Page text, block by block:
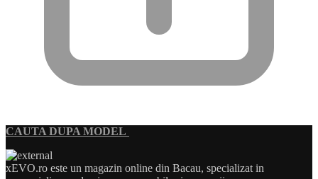
CAUTA DUPA MODEL
xEVO.ro este un magazin online din Bacau, specializat in